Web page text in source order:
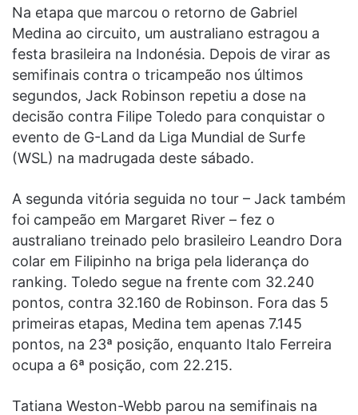
Na etapa que marcou o retorno de Gabriel
Medina ao circuito, um australiano estragou a
festa brasileira na Indonésia. Depois de virar as
semifinais contra o tricampeão nos últimos
segundos, Jack Robinson repetiu a dose na
decisão contra Filipe Toledo para conquistar o
evento de G-Land da Liga Mundial de Surfe
(WSL) na madrugada deste sábado.
A segunda vitória seguida no tour – Jack também
foi campeão em Margaret River – fez o
australiano treinado pelo brasileiro Leandro Dora
colar em Filipinho na briga pela liderança do
ranking. Toledo segue na frente com 32.240
pontos, contra 32.160 de Robinson. Fora das 5
primeiras etapas, Medina tem apenas 7.145
pontos, na 23ª posição, enquanto Italo Ferreira
ocupa a 6ª posição, com 22.215.
Tatiana Weston-Webb parou na semifinais na